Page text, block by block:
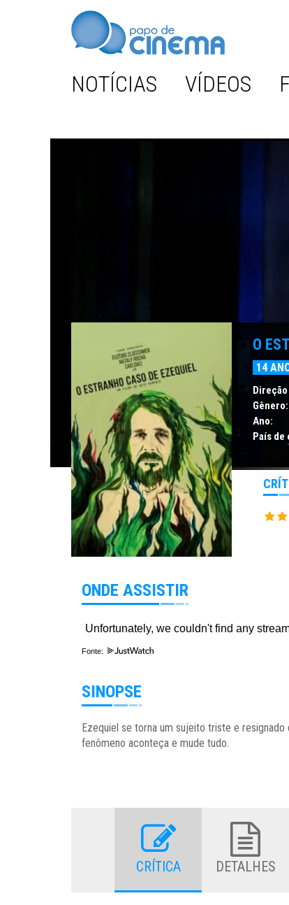
NOTÍCIAS VÍDEOS
O
14
Direção
Gênero:
Ano:
País de
ONDE ASSISTIR
Fonte:
SINOPSE
Ezequiel se torna um sujeito triste e
fenômeno aconteça e mude tudo.
CRÍTICA DETALHES